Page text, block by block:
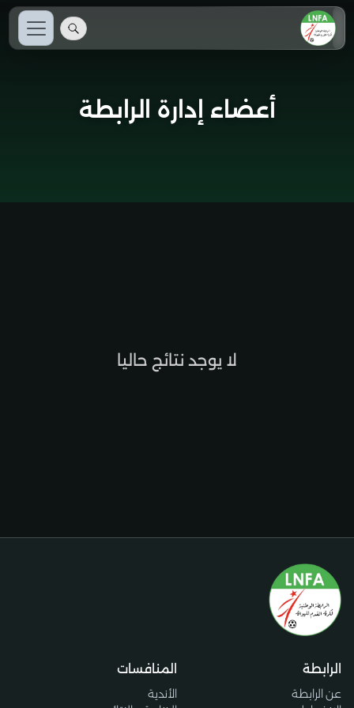
أعضاء إدارة الرابطة
لا يوجد نتائج حاليا
الرابطة
عن الرابطة
المنافسات
الأندية